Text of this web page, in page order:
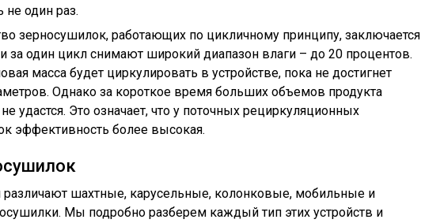
не один раз.
зерносушилок, работающих по цикличному принципу, заключается
за один цикл снимают широкий диапазон влаги – до 20 процентов.
масса будет циркулировать в устройстве, пока не достигнет
Однако за короткое время больших объемов продукта
удастся. Это означает, что у поточных рециркуляционных
эффективность более высокая.
различают шахтные, карусельные, колонковые, мобильные и
Мы подробно разберем каждый тип этих устройств и